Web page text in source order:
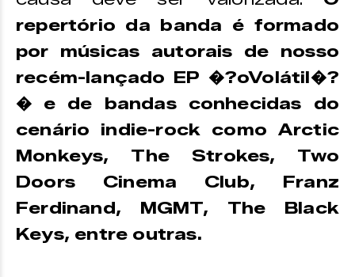
repertório da banda é formado
por músicas autorais de nosso
recém-lançado EP �?oVolátil�?
� e de bandas conhecidas do
cenário indie-rock como Arctic
Monkeys, The Strokes, Two
Doors Cinema Club, Franz
Ferdinand, MGMT, The Black
Keys, entre outras.